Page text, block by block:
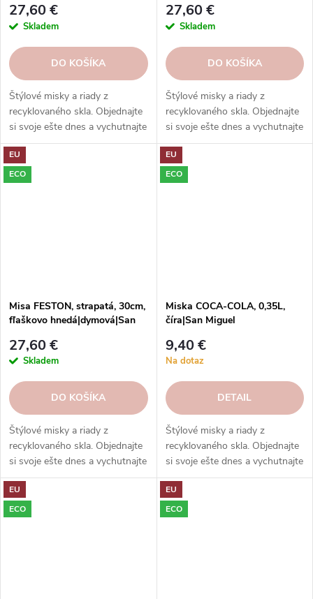
27,60 €
Skladem
DO KOŠÍKA
Štýlové misky a riady z
recyklovaného skla. Objednajte
si svoje ešte dnes a vychutnajte
si eleganciu s ohľadom na
udržateľnosť.
27,60 €
Skladem
DO KOŠÍKA
Štýlové misky a riady z
recyklovaného skla. Objednajte
si svoje ešte dnes a vychutnajte
si eleganciu s ohľadom na
udržateľnosť.
EU
ECO
Misa FESTON, strapatá, 30cm,
fľaškovo hnedá|dymová|San
27,60 €
Skladem
DO KOŠÍKA
Štýlové misky a riady z
recyklovaného skla. Objednajte
si svoje ešte dnes a vychutnajte
si eleganciu s ohľadom na
udržateľnosť.
EU
ECO
Miska COCA-COLA, 0,35L,
číra|San Miguel
9,40 €
Na dotaz
DETAIL
Štýlové misky a riady z
recyklovaného skla. Objednajte
si svoje ešte dnes a vychutnajte
si eleganciu s ohľadom na
udržateľnosť.
EU
ECO
EU
ECO